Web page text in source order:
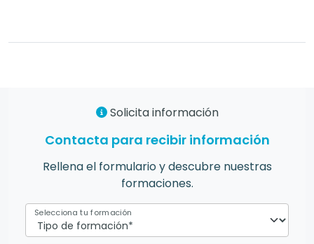
Solicita información
Contacta para recibir información
Rellena el formulario y descubre nuestras
formaciones.
Selecciona tu formación